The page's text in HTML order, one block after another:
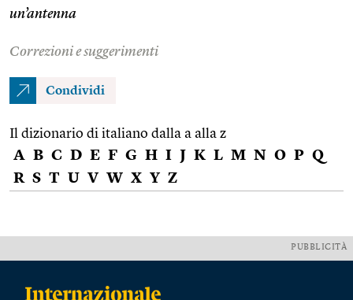
un’antenna
Correzioni e suggerimenti
Condividi
Il dizionario di italiano dalla a alla z
A B C D E F G H I J K L M N O P Q
R S T U V W X Y Z
PUBBLICITÀ